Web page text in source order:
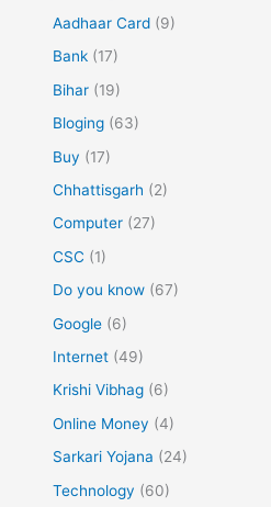
Aadhaar Card (9)
Bank (17)
Bihar (19)
Bloging (63)
Buy (17)
Chhattisgarh (2)
Computer (27)
CSC (1)
Do you know (67)
Google (6)
Internet (49)
Krishi Vibhag (6)
Online Money (4)
Sarkari Yojana (24)
Technology (60)